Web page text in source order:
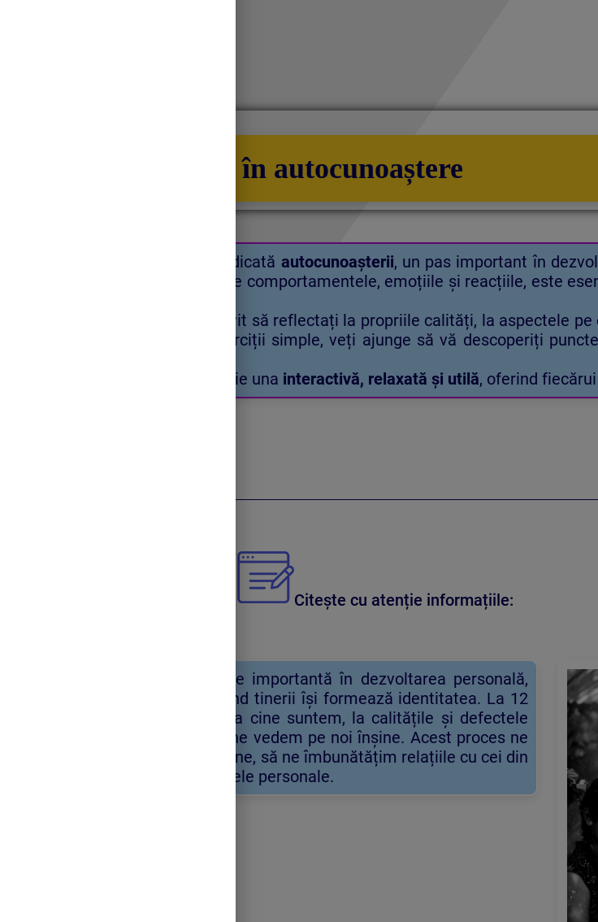
Introducerea în autocunoaștere
Această activitate este dedicată autocunoașterii, un pas important în
pentru a ne înțelege mai bine comportamentele, emoțiile și reacțiile, este
În această activitate vă invit să reflectați la propriile calități, la aspectele
înșivă și la ceilalți. Prin exerciții simple, veți ajunge să vă descoperiți
Activitatea își propune să fie una interactivă, relaxată și utilă, oferind
Citește cu atenție informațiile:
Autocunoașterea este foarte importantă în dezvoltarea personală,
mai ales în adolescență, când tinerii își formează identitatea. La 12
ani, este util să reflectăm la cine suntem, la calitățile și defectele
noastre și la modul în care ne vedem pe noi înșine. Acest proces ne
ajută să ne înțelegem mai bine, să ne îmbunătățim relațiile cu cei din
jur și să ne atingem obiectivele personale.